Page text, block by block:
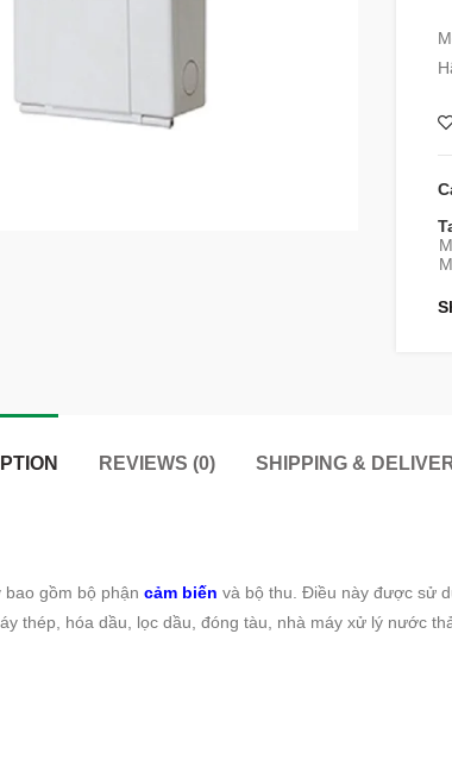
REVIEWS (0) SHIPPING &
bao gồm bộ phận cảm biến và bộ thu. Điều này được sử
thép, hóa dầu, lọc dầu, đóng tàu, nhà máy xử lý nước